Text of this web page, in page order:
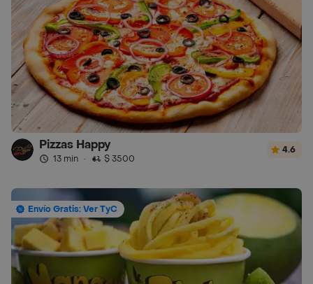
Pizzas Happy
13 min · $ 3500
4.6
Envío Gratis: Ver TyC